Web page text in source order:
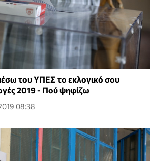
του ΥΠΕΣ το εκλογικό σου
2019 - Πού ψηφίζω
08:38